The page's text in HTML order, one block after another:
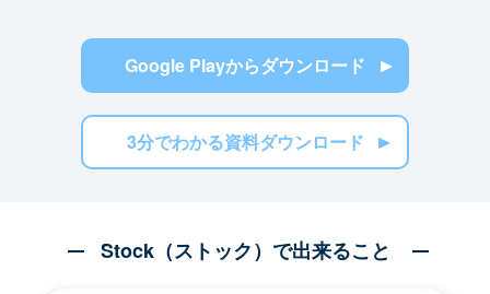
Google Playからダウンロード
3分でわかる資料ダウンロード
Stock（ストック）で出来ること